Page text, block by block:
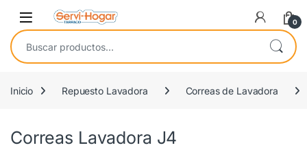
Saltar a navegación
saltar al contenido
Open 0
Buscar por:
Inicio Repuesto Lavadora Correas de Lavadora
Correas Lavadora J4